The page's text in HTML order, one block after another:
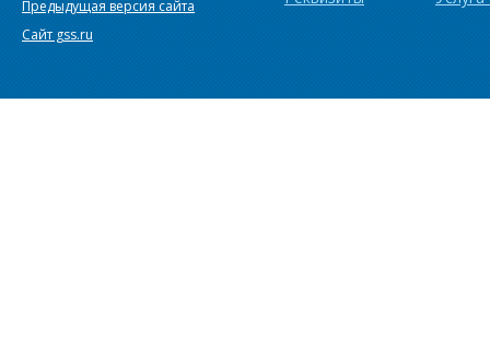
Предыдущая версия сайта
Сайт gss.ru